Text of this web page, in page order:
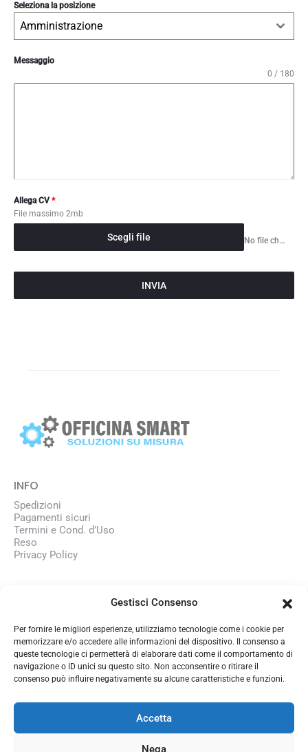
Gestisci Consenso
Per fornire le migliori esperienze, utilizziamo tecnologie come i cookie per
memorizzare e/o accedere alle informazioni del dispositivo. Il consenso a
queste tecnologie ci permetterà di elaborare dati come il comportamento di
navigazione o ID unici su questo sito. Non acconsentire o ritirare il
consenso può influire negativamente su alcune caratteristiche e funzioni.
Accetta
Nega
Seleziona la posizione
Amministrazione
Messaggio
0 / 180
Allega CV *
File massimo 2mb
Scegli file No file chosen
INVIA
INFO
Spedizioni
Pagamenti sicuri
Termini e Cond. d’Uso
Reso
Privacy Policy
Lavora con noi
CONTATTI
350 1345101
info@officinasmart.com